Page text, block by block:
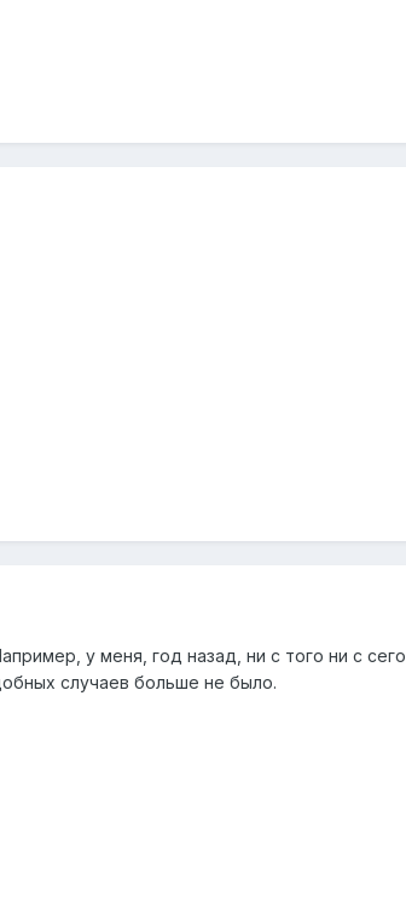
у меня, год назад, ни с того ни с
случаев больше не было.